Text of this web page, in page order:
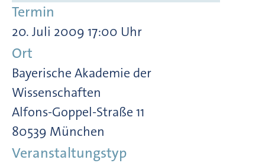
Termin
20. Juli 2009 17:00 Uhr
Ort
Bayerische Akademie der
Wissenschaften
Alfons-Goppel-Straße 11
80539 München
Veranstaltungstyp